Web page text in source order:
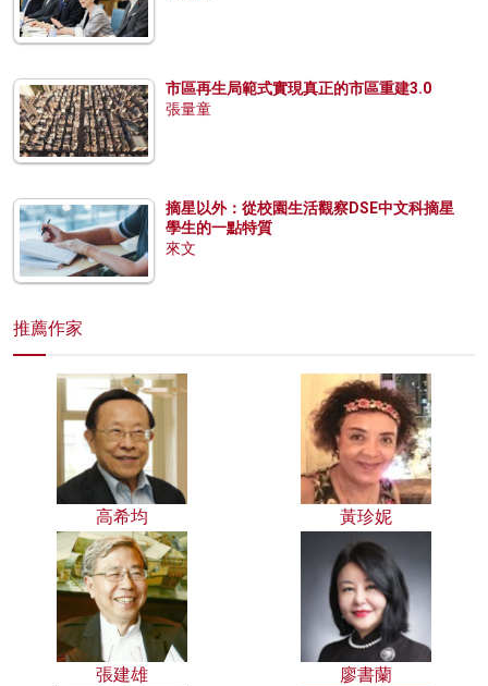
市區再生局範式實現真正的市區重建3.0
張量童
摘星以外：從校園生活觀察DSE中文科摘星
學生的一點特質
來文
推薦作家
高希均 黃珍妮
張建雄 廖書蘭